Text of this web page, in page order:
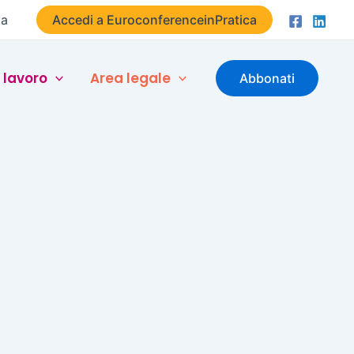
Accedi a EuroconferenceinPratica
lavoro Area legale Abbonati